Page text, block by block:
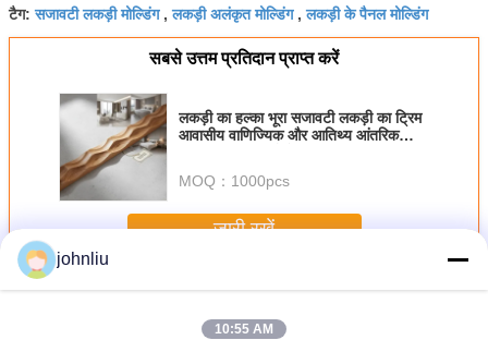
टैग:सजावटी लकड़ी मोल्डिंग,लकड़ी अलंकृत मोल्डिंग,लकड़ी के पैनल मोल्डिंग
सबसे उत्तम प्रतिदान प्राप्त करें
लकड़ी का हल्का भूरा सजावटी लकड़ी का ट्रिम
आवासीय वाणिज्यिक और आतिथ्य आंतरिक
MOQ： 1000pcs
जारी रखें
अधिकसजावटी लकड़ी के मोल्डिंग
johnliu
10:55 AM